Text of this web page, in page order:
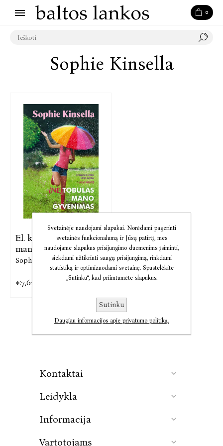
0
Sophie Kinsella
El. knyga (Ne)tobulas
mano ...
Sophie Kinsella
€7,62
Kontaktai
Leidykla
Informacija
Vartotojams
Svetainėje naudojami slapukai. Norėdami pagerinti
svetainės funkcionalumą ir Jūsų patirtį, mes
naudojame slapukus prisijungimo duomenims įsiminti,
siekdami užtikrinti saugų prisijungimą, rinkdami
statistiką ir optimizuodami svetainę. Spustelėkite
„Sutinku“, kad priimtumėte slapukus.
Sutinku
Daugiau informacijos apie privatumo politiką.